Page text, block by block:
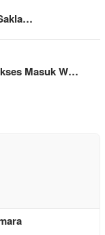
Masuk W…